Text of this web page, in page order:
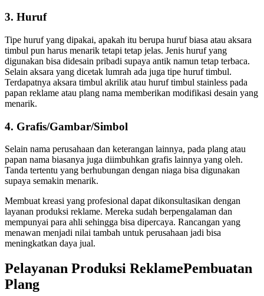
3. Huruf
Tipe huruf yang dipakai, apakah itu berupa huruf biasa atau aksara
timbul pun harus menarik tetapi tetap jelas. Jenis huruf yang
digunakan bisa didesain pribadi supaya antik namun tetap terbaca.
Selain aksara yang dicetak lumrah ada juga tipe huruf timbul.
Terdapatnya aksara timbul akrilik atau huruf timbul stainless pada
papan reklame atau plang nama memberikan modifikasi desain yang
menarik.
4. Grafis/Gambar/Simbol
Selain nama perusahaan dan keterangan lainnya, pada plang atau
papan nama biasanya juga diimbuhkan grafis lainnya yang oleh.
Tanda tertentu yang berhubungan dengan niaga bisa digunakan
supaya semakin menarik.
Membuat kreasi yang profesional dapat dikonsultasikan dengan
layanan produksi reklame. Mereka sudah berpengalaman dan
mempunyai para ahli sehingga bisa dipercaya. Rancangan yang
menawan menjadi nilai tambah untuk perusahaan jadi bisa
meningkatkan daya jual.
Pelayanan Produksi ReklamePembuatan
Plang